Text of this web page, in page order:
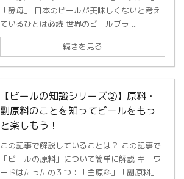
「酵母」 日本のビールが美味しくないと考え
ているひとは必読 世界のビールブラ ...
続きを見る
【ビールの知識シリーズ②】原料・
副原料のことを知ってビールをもっ
と楽しもう！
この記事で解説していることは？ この記事で
「ビールの原料」について簡単に解説 キーワ
ードはたったの３つ：「主原料」「副原料」